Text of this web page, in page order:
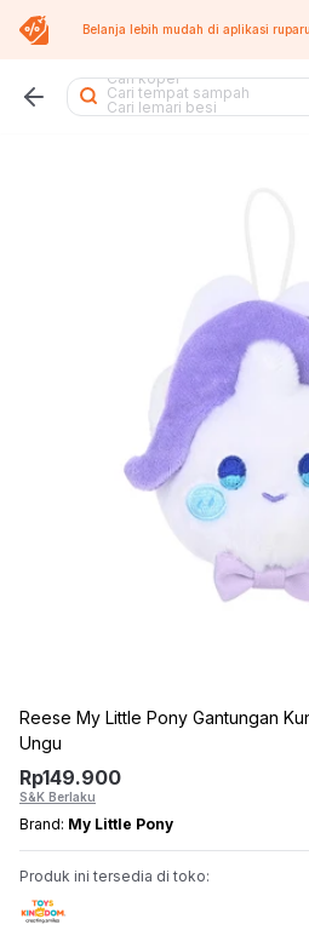
Belanja lebih mudah di aplikasi
Cari koper
Cari tempat sampah
Cari lemari besi
Cari rak piring
Cari kipas angin
Cari meja
Cari sofa
Cari kasur
Reese My Little Pony Gantungan
Ungu
Rp149.900
S&K Berlaku
Brand: My Little Pony
Produk ini tersedia di toko: